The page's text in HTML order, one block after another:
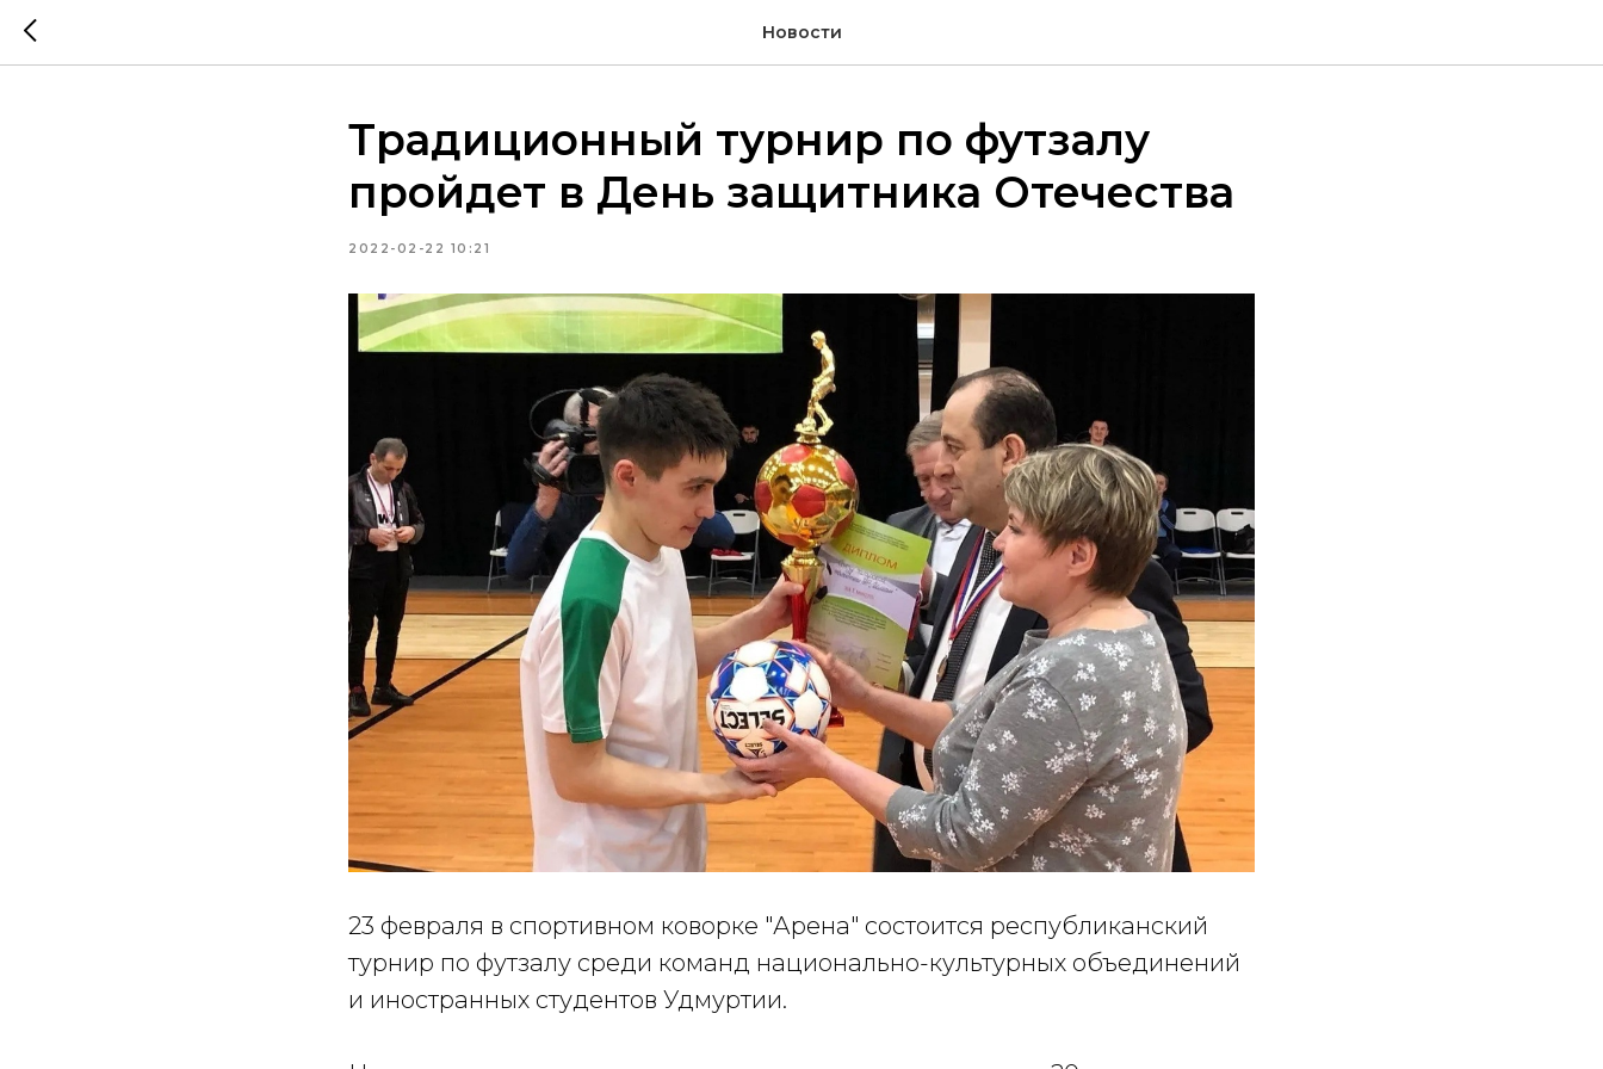
Новости
Традиционный турнир по футзалу
пройдет в День защитника Отечества
2022-02-22 10:21
23 февраля в спортивном коворке "Арена" состоится республиканский
турнир по футзалу среди команд национально-культурных объединений
и иностранных студентов Удмуртии.